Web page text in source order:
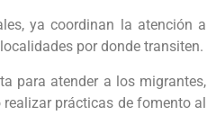
ya coordinan la atención a
por donde transiten.
para atender a los migrantes,
prácticas de fomento al